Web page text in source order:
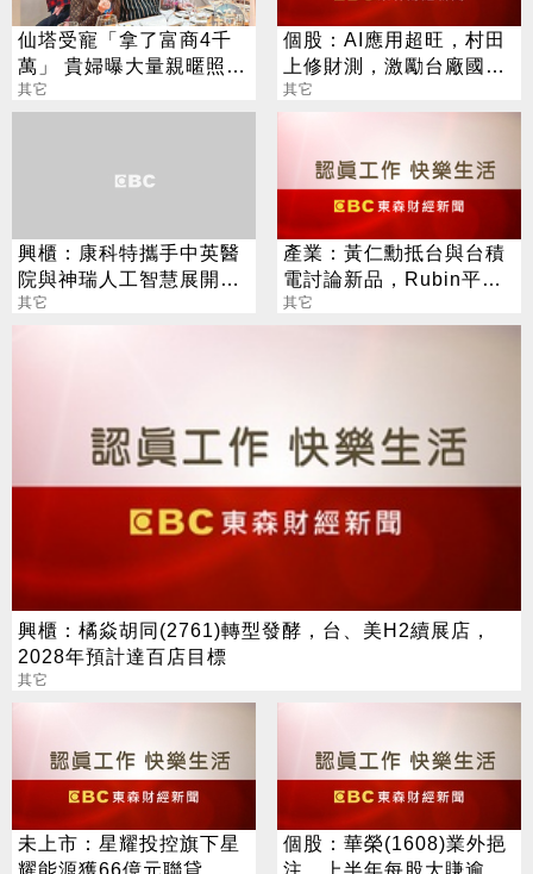
仙塔受寵「拿了富商4千
萬」 貴婦曝大量親暱照
驚爆狗血內幕
其它
個股：AI應用超旺，村田
上修財測，激勵台廠國巨
*、華新科等股價歡慶亮燈
其它
興櫃：康科特攜手中英醫
院與神瑞人工智慧展開策
略合作，導入LDCT AI判
其它
產業：黃仁勳抵台與台積
電討論新品，Rubin平台
啟動，半導體供應鏈明年
將續旺
其它
興櫃：橘焱胡同(2761)轉型發酵，台、美H2續展店，
2028年預計達百店目標
其它
未上市：星耀投控旗下星
耀能源獲66億元聯貸，銀
個股：華榮(1608)業外挹
注，上半年每股大賺逾7